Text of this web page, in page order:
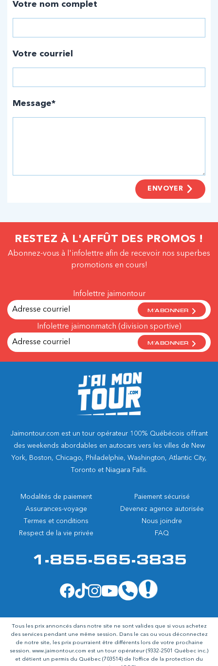
Votre nom complet
Votre courriel
Message*
ENVOYER
RESTEZ À L'AFFÛT DES PROMOS !
Abonnez-vous à l'infolettre afin de recevoir nos superbes
promotions en cours!
Infolettre jaimontour
M'ABONNER
Infolettre jaimonmatch (division sportive)
M'ABONNER
Jaimontour.com est un tour opérateur 100% Québécois offrant
des weekends abordables en autocars vers les villes de New
York, Boston, Chicago, Philadelphie, Washington, Atlantic City,
Toronto et Niagara Falls.
Modalités de paiement
Assurances-voyage
Termes et conditions
Respect de la vie privée
Paiement sécurisé
Devenez agence autorisée
Nous joindre
FAQ
1-855-565-3835
Tous les prix annoncés dans notre site ne sont valides que si vous achetez
des services pendant une même session. Dans le cas ou vous déconnectez
de notre site, les prix pourraient être différents lors de votre prochaine
session. www.jaimontour.com est un tour opérateur (9332-2501 Québec inc.)
et détient un permis du Québec (703514) de l’office de la protection du